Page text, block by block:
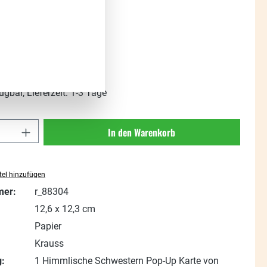
Lieferzeit: 1-3 Tage
Gib den gewünschten Wert ein
In den Warenkorb
hinzufügen
r_88304
12,6 x 12,3 cm
Papier
Krauss
1 Himmlische Schwestern Pop-Up Karte von